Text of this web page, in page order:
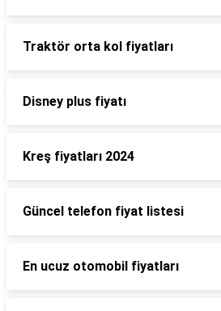
Traktör orta kol fiyatları
Disney plus fiyatı
Kreş fiyatları 2024
Güncel telefon fiyat listesi
En ucuz otomobil fiyatları